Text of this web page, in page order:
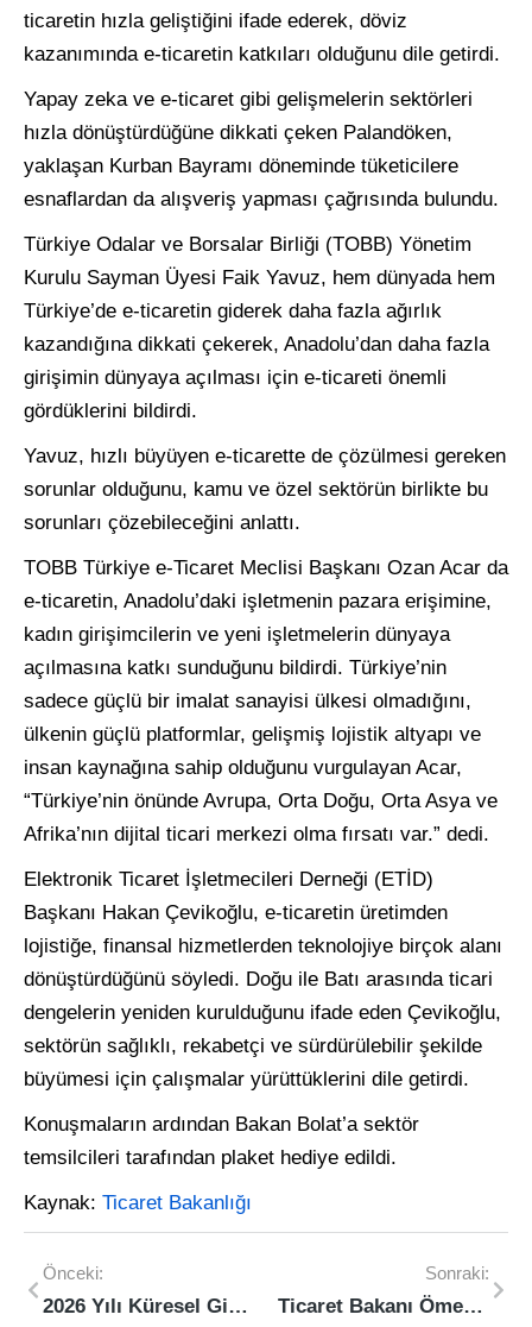
ticaretin hızla geliştiğini ifade ederek, döviz
kazanımında e-ticaretin katkıları olduğunu dile getirdi.
Yapay zeka ve e-ticaret gibi gelişmelerin sektörleri
hızla dönüştürdüğüne dikkati çeken Palandöken,
yaklaşan Kurban Bayramı döneminde tüketicilere
esnaflardan da alışveriş yapması çağrısında bulundu.
Türkiye Odalar ve Borsalar Birliği (TOBB) Yönetim
Kurulu Sayman Üyesi Faik Yavuz, hem dünyada hem
Türkiye’de e-ticaretin giderek daha fazla ağırlık
kazandığına dikkati çekerek, Anadolu’dan daha fazla
girişimin dünyaya açılması için e-ticareti önemli
gördüklerini bildirdi.
Yavuz, hızlı büyüyen e-ticarette de çözülmesi gereken
sorunlar olduğunu, kamu ve özel sektörün birlikte bu
sorunları çözebileceğini anlattı.
TOBB Türkiye e-Ticaret Meclisi Başkanı Ozan Acar da
e-ticaretin, Anadolu’daki işletmenin pazara erişimine,
kadın girişimcilerin ve yeni işletmelerin dünyaya
açılmasına katkı sunduğunu bildirdi. Türkiye’nin
sadece güçlü bir imalat sanayisi ülkesi olmadığını,
ülkenin güçlü platformlar, gelişmiş lojistik altyapı ve
insan kaynağına sahip olduğunu vurgulayan Acar,
“Türkiye’nin önünde Avrupa, Orta Doğu, Orta Asya ve
Afrika’nın dijital ticari merkezi olma fırsatı var.” dedi.
Elektronik Ticaret İşletmecileri Derneği (ETİD)
Başkanı Hakan Çevikoğlu, e-ticaretin üretimden
lojistiğe, finansal hizmetlerden teknolojiye birçok alanı
dönüştürdüğünü söyledi. Doğu ile Batı arasında ticari
dengelerin yeniden kurulduğunu ifade eden Çevikoğlu,
sektörün sağlıklı, rekabetçi ve sürdürülebilir şekilde
büyümesi için çalışmalar yürüttüklerini dile getirdi.
Konuşmaların ardından Bakan Bolat’a sektör
temsilcileri tarafından plaket hediye edildi.
Kaynak: Ticaret Bakanlığı
Önceki:
2026 Yılı Küresel Girişimcilik Etkinliklerine Katılım Çağrısı
Sonraki:
Ticaret Bakanı Ömer Bolat, Rusya’nın Ankara Büyükelçisi Verşinin’i Ağırladı